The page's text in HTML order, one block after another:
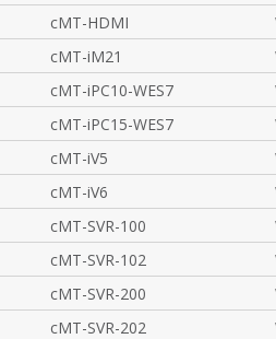
cMT-HDMI
cMT-iM21
cMT-iPC10-WES7
cMT-iPC15-WES7
cMT-iV5
cMT-iV6
cMT-SVR-100
cMT-SVR-102
cMT-SVR-200
cMT-SVR-202